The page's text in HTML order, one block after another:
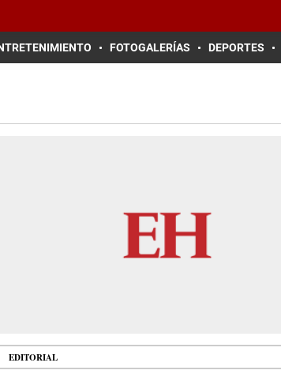
FOTOGALERÍAS DEPORTES
EDITORIAL